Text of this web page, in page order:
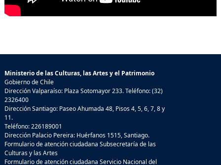
Ministerio de las Culturas, las Artes y el Patrimonio
Gobierno de Chile
Dirección Valparaíso: Plaza Sotomayor 233. Teléfono: (32)
2326400
Dirección Santiago: Paseo Ahumada 48, Pisos 4, 5, 6, 7, 8 y
11.
Teléfono: 226189001
Dirección Palacio Pereira: Huérfanos 1515, Santiago.
Formulario de atención ciudadana Subsecretaría de las
Culturas y las Artes
Formulario de atención ciudadana Servicio Nacional del